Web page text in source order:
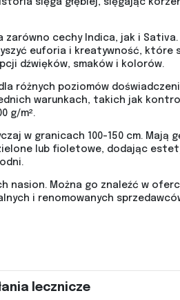
sięga głębiej, sięgając
cechy Indica, jak i
euforia i kreatywność, które
dźwięków, smaków i kolorów.
różnych poziomów
warunkach, takich jak
g/m².
w granicach 100-150 cm.
lub fioletowe, dodając
Można go znaleźć w
i renomowanych
lecznicze